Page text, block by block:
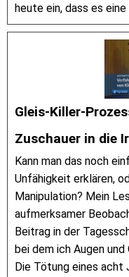
heute ein, dass es
Gleis-Killer-
Zuschauer in die
Kann man das noch
Unfähigkeit erklären,
Manipulation? Mein
aufmerksamer
Beitrag in der
bei dem ich Augen
Die Tötung eines acht